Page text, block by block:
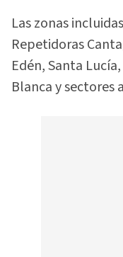
Las zonas
Repetidoras
Edén, Santa
Blanca y sectores